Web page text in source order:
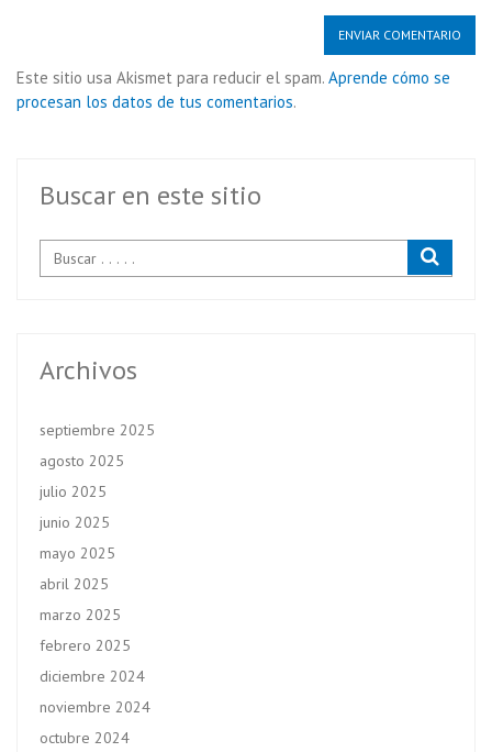
Este sitio usa Akismet para reducir el spam. Aprende cómo se
procesan los datos de tus comentarios.
Buscar en este sitio
Archivos
septiembre 2025
agosto 2025
julio 2025
junio 2025
mayo 2025
abril 2025
marzo 2025
febrero 2025
diciembre 2024
noviembre 2024
octubre 2024